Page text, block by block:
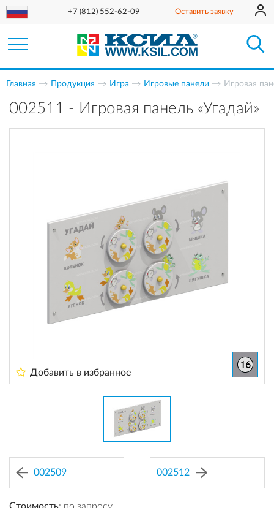
+7 (812) 552-62-09 Оставить заявку
Главная Продукция Игра Игровые панели Игровая
002511 - Игровая панель «Угадай»
Добавить в избранное
002509 002512
Стоимость: по запросу